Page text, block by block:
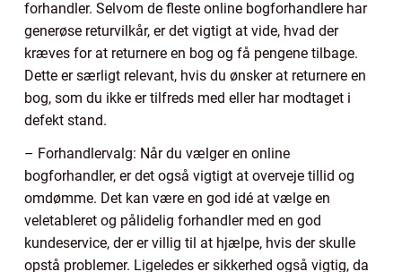
forhandler. Selvom de fleste online bogforhandlere har
generøse returvilkår, er det vigtigt at vide, hvad der
kræves for at returnere en bog og få pengene tilbage.
Dette er særligt relevant, hvis du ønsker at returnere en
bog, som du ikke er tilfreds med eller har modtaget i
defekt stand.
– Forhandlervalg: Når du vælger en online
bogforhandler, er det også vigtigt at overveje tillid og
omdømme. Det kan være en god idé at vælge en
veletableret og pålidelig forhandler med en god
kundeservice, der er villig til at hjælpe, hvis der skulle
opstå problemer. Ligeledes er sikkerhed også vigtig, da